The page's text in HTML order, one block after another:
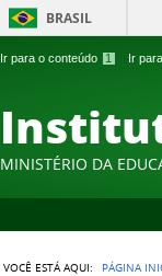
Ir para o conteúdo 1 Ir
BRASIL
MINISTÉRIO DA
VOCÊ ESTÁ AQUI: PÁGINA